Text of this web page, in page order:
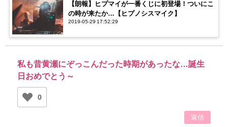
【朗報】ヒプマイが一番くじに初登場！ついにこ
の時が来たか…【ヒプノシスマイク】
2019-05-29 17:52:29
私も昔黄瀬にぞっこんだった時期があったな…誕生
日おめでとう～
0
返信